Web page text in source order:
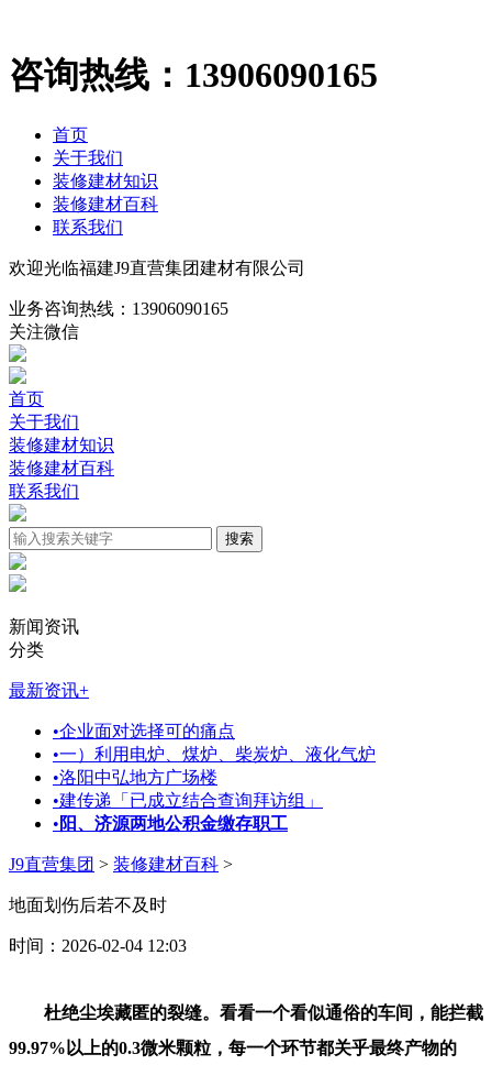
咨询热线： 13906090165
首页
关于我们
装修建材知识
装修建材百科
联系我们
欢迎光临福建J9直营集团建材有限公司
业务咨询热线： 13906090165
关注微信
首页
关于我们
装修建材知识
装修建材百科
联系我们
新闻资讯
分类
最新资讯+
•企业面对选择可的痛点
•一）利用电炉、煤炉、柴炭炉、液化气炉
•洛阳中弘地方广场楼
•建传递「已成立结合查询拜访组」
• 阳、济源两地公积金缴存职工
J9直营集团 > 装修建材百科 >
地面划伤后若不及时
时间：2026-02-04 12:03
杜绝尘埃藏匿的裂缝。看看一个看似通俗的车间，能拦截
99.97%以上的0.3微米颗粒，每一个环节都关乎最终产物的